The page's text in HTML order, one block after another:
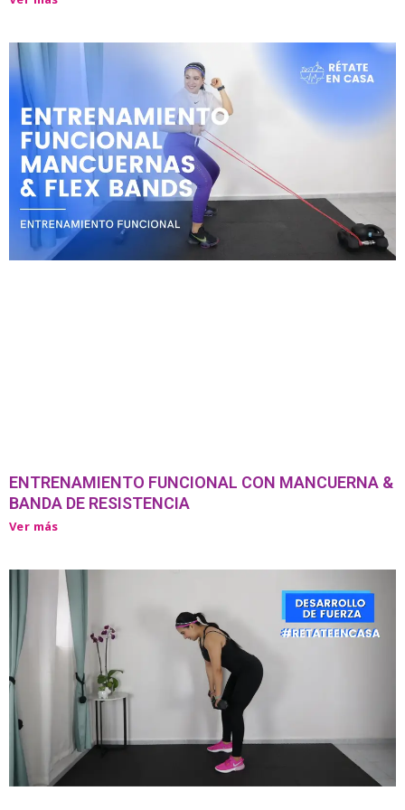
ENTRENAMIENTO FUNCIONAL CON MANCUERNA &
BANDA DE RESISTENCIA
Ver más